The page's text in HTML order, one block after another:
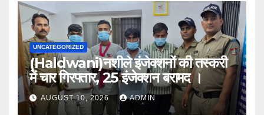
UNCATEGORIZED
(Haldwani)नशीले इंजेक्शनों की तस्करी
में चार गिरफ्तार, 25 इंजेक्शन बरामद ।
AUGUST 10, 2026 ADMIN